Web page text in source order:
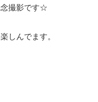
念撮影です☆
しんでます。